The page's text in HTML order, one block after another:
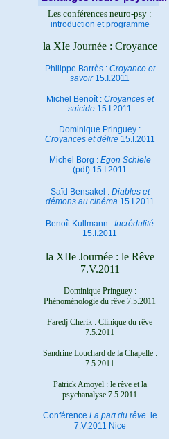
Les conférences neuro-psy :
introduction et programme
la XIe Journée : Croyance
Philippe Barrès : Croyance et
savoir15.I.2011
Michel Benoît : Croyances et
suicide 15.I.2011
Dominique Pringuey :
Croyances et délire15.I.2011
Michel Borg : Egon Schiele
(pdf) 15.I.2011
Saïd Bensakel : Diables et
démons au cinéma 15.I.2011
Benoît Kullmann : Incrédulité
15.I.2011
la XIIe Journée : le Rêve
7.V.2011
Dominique Pringuey :
Phénoménologie du rêve 7.5.2011
Faredj Cherik : Clinique du rêve
7.5.2011
Sandrine Louchard de la Chapelle :
7.5.2011
Patrick Amoyel : le rêve et la
psychanalyse 7.5.2011
Conférence La part du rêve
le
7.V.2011 Nice